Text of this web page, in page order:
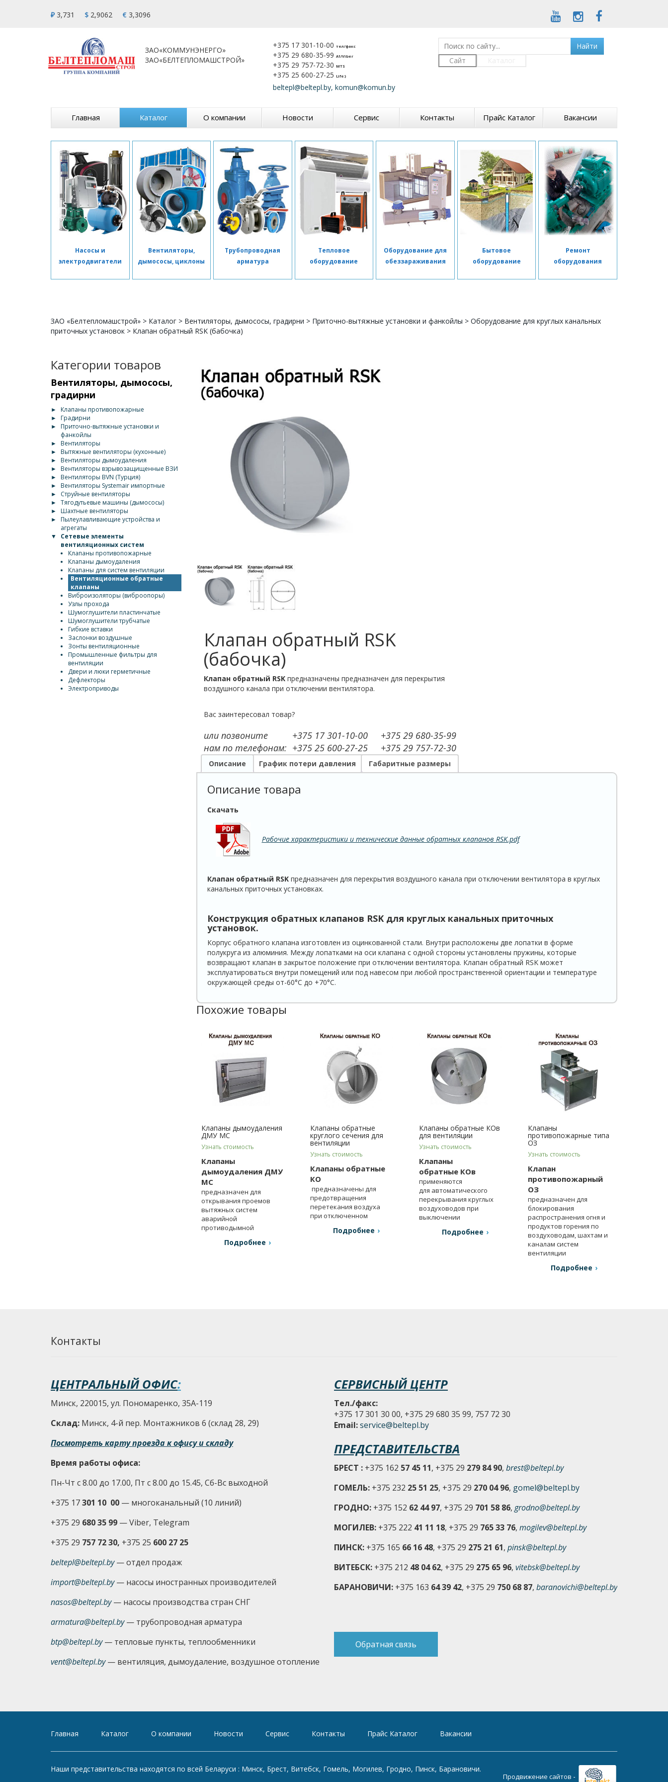
₽ 3,731 $ 2,9062 € 3,3096
ЗАО«КОММУНЭНЕРГО»
ЗАО«БЕЛТЕПЛОМАШСТРОЙ»
+375 17 301-10-00 тел/факс
+375 29 680-35-99 A1/Viber
+375 29 757-72-30 MTS
+375 25 600-27-25 Life:)
beltepl@beltepl.by, komun@komun.by
Найти
Сайт
Главная Каталог О компании Новости Сервис Контакты Прайс Каталог Вакансии
Насосы и
электродвигатели
Вентиляторы,
дымососы, циклоны
Трубопроводная
арматура
Тепловое
оборудование
Оборудование для
обеззараживания
Бытовое
оборудование
Ремонт
оборудования
ЗАО «Белтепломашстрой» > Каталог > Вентиляторы, дымососы, градирни > Приточно-вытяжные установки и фанкойлы > Оборудование для круглых канальных
приточных установок > Клапан обратный RSK (бабочка)
Категории товаров
Вентиляторы, дымососы,
градирни
►
Клапаны противопожарные
►
Градирни
►
Приточно-вытяжные установки и
фанкойлы
►
Вентиляторы
►
Вытяжные вентиляторы (кухонные)
►
Вентиляторы дымоудаления
►
Вентиляторы взрывозащищенные ВЗИ
►
Вентиляторы BVN (Турция)
►
Вентиляторы Systemair импортные
►
Струйные вентиляторы
► Тягодутьевые машины (дымососы)
►
Шахтные вентиляторы
►
Пылеулавливающие устройства и
агрегаты
▼
Сетевые элементы
вентиляционных систем
Клапаны противопожарные
Клапаны дымоудаления
Клапаны для систем вентиляции
Вентиляционные обратные
клапаны
Виброизоляторы (виброопоры)
Узлы прохода
Шумоглушители пластинчатые
Шумоглушители трубчатые
Гибкие вставки
Заслонки воздушные
Зонты вентиляционные
Промышленные фильтры для
вентиляции
Двери и люки герметичные
Дефлекторы
Электроприводы
Клапан обратный RSK
(бабочка)
Клапан обратный RSK предназначены предназначен для перекрытия
воздушного канала при отключении вентилятора.
Вас заинтересовал товар?
или позвоните
нам по телефонам:
+375 17 301-10-00
+375 25 600-27-25
+375 29 680-35-99
+375 29 757-72-30
Описание График потери давления Габаритные размеры
Описание товара
Скачать
Рабочие характеристики и технические данные обратных клапанов RSK.pdf
Клапан обратный RSK предназначен для перекрытия воздушного канала при отключении вентилятора в круглых
канальных приточных установках.
Конструкция обратных клапанов RSK для круглых канальных приточных
установок.
Корпус обратного клапана изготовлен из оцинкованной стали. Внутри расположены две лопатки в форме
полукруга из алюминия. Между лопатками на оси клапана с одной стороны установлены пружины, которые
возвращают клапан в закрытое положение при отключении вентилятора. Клапан обратный RSK может
эксплуатироваться внутри помещений или под навесом при любой пространственной ориентации и температуре
окружающей среды от-60°С до +70°С.
Похожие товары
Клапаны дымоудаления
ДМУ МС
Узнать стоимость
Клапаны
дымоудаления ДМУ
МС
предназначен для
открывания проемов
вытяжных систем
аварийной
противодымной
Подробнее
Клапаны обратные
круглого сечения для
вентиляции
Узнать стоимость
Клапаны обратные
КО
предназначены для
предотвращения
перетекания воздуха
при отключенном
Подробнее
Клапаны обратные КОв
для вентиляции
Узнать стоимость
Клапаны
обратные КОв
применяются
для автоматического
перекрывания круглых
воздуховодов при
выключении
Подробнее
Клапаны
противопожарные типа
ОЗ
Узнать стоимость
Клапан
противопожарный
ОЗ
предназначен для
блокирования
распространения огня и
продуктов горения по
воздуховодам, шахтам и
каналам систем
вентиляции
Подробнее
Контакты
ЦЕНТРАЛЬНЫЙ ОФИС:
Минск, 220015, ул. Пономаренко, 35А-119
Склад: Минск, 4-й пер. Монтажников 6 (склад 28, 29)
Посмотреть карту проезда к офису и складу
Время работы офиса:
Пн-Чт с 8.00 до 17.00, Пт с 8.00 до 15.45, Сб-Вс выходной
+375 17301 10 00 — многоканальный (10 линий)
+375 29 680 35 99 — Viber, Telegram
+375 29 757 72 30, +375 25 600 27 25
beltepl@beltepl.by— отдел продаж
import@beltepl.by— насосы иностранных производителей
nasos@beltepl.by— насосы производства стран СНГ
armatura@beltepl.by— трубопроводная арматура
btp@beltepl.by— тепловые пункты, теплообменники
vent@beltepl.by— вентиляция, дымоудаление, воздушное отопление
СЕРВИСНЫЙ ЦЕНТР
Тел./факс:
+375 17 301 30 00, +375 29 680 35 99, 757 72 30
Email:service@beltepl.by
ПРЕДСТАВИТЕЛЬСТВА
БРЕСТ : +375 162 57 45 11, +375 29 279 84 90, brest@beltepl.by
ГОМЕЛЬ: +375 232 25 51 25, +375 29 270 04 96, gomel@beltepl.by
ГРОДНО: +375 152 62 44 97, +375 29 701 58 86, grodno@beltepl.by
МОГИЛЕВ: +375 222 41 11 18, +375 29 765 33 76, mogilev@beltepl.by
ПИНСК: +375 165 66 16 48, +375 29 275 21 61, pinsk@beltepl.by
ВИТЕБСК: +375 212 48 04 62, +375 29 275 65 96, vitebsk@beltepl.by
БАРАНОВИЧИ: +375 163 64 39 42, +375 29 750 68 87, baranovichi@beltepl.by
Обратная связь
Главная Каталог О компании Новости Сервис Контакты Прайс Каталог Вакансии
Наши представительства находятся по всей Беларуси : Минск, Брест, Витебск, Гомель, Могилев, Гродно, Пинск, Барановичи.
Продвижение сайтов -